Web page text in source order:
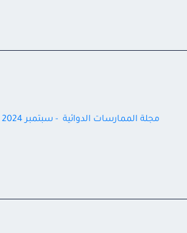
مجلة الممارسات الدوائية - سبتمبر 2024